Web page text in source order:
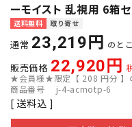
ーモイスト 乱視用 6箱
送料無料 取り寄せ
通常 23,219 のと
販売価格 22,920
★会員様★限定【 208 円分 】
商品番号
j-4-acmotp-6
送料込